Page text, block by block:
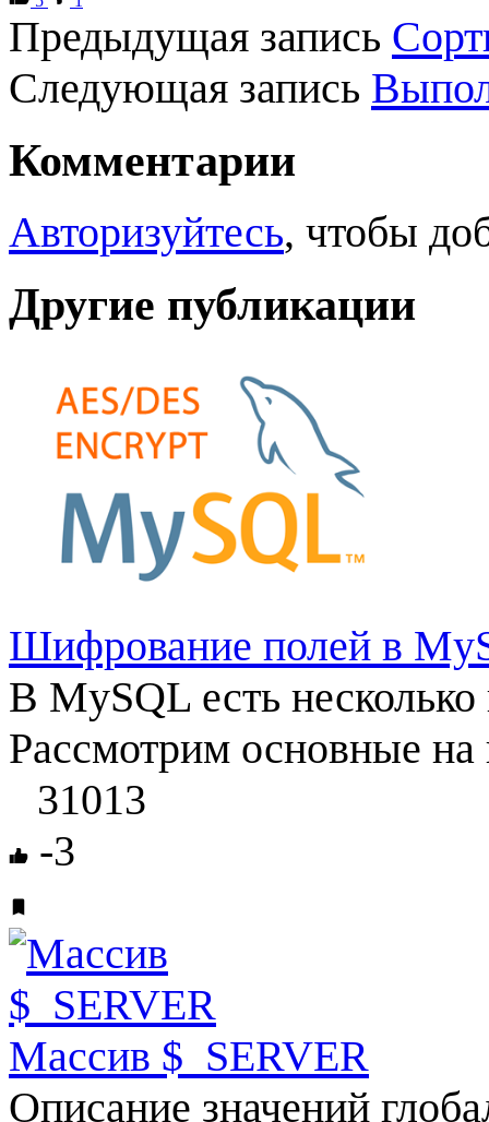
Предыдущая запись
Следующая запись
Комментарии
Авторизуйтесь, чтобы
Другие публикации
Шифрование полей в
В MySQL есть
Рассмотрим основные
31013
-3
Массив $_SERVER
Описание значений